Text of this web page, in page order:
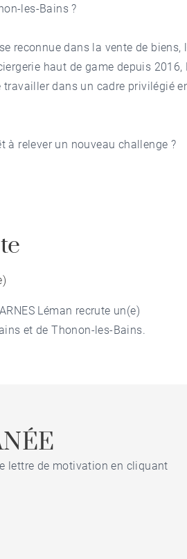
les-Bains ?
reconnue dans la vente de biens,
haut de game depuis 2016,
travailler dans un cadre privilégié
à relever un nouveau challenge ?
Léman recrute un(e)
et de Thonon-les-Bains.
lettre de motivation en cliquant